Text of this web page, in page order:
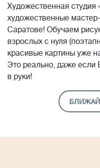
Художественная студия
художественные
Саратове! Обучаем
взрослых с нуля
красивые картины уже
Это реально, даже если
в руки!